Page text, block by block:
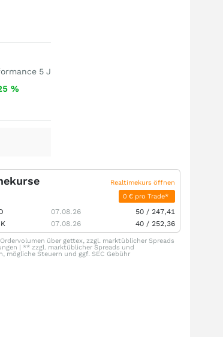
5 J
%
Realtimekurs öffnen
0 € pro Trade*
07.08.26 50 / 247,41
07.08.26 40 / 252,36
über gettex, zzgl. marktüblicher Spreads
| ** zzgl. marktüblicher Spreads und
mögliche Steuern und ggf. SEC Gebühr